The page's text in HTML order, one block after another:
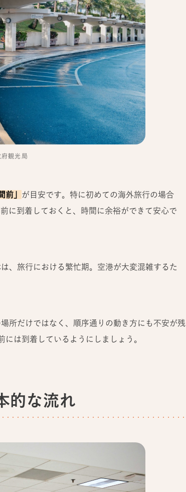
観光局
前」 が目安です。特に初めての海外旅行の場合
に到着しておくと、時間に余裕ができて安心で
、旅行における繁忙期。空港が大変混雑するた
所だけではなく、順序通りの動き方にも不安が残
は到着しているようにしましょう。
的な流れ